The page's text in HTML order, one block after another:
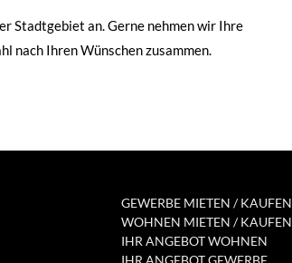
Stadtgebiet an. Gerne nehmen wir Ihre
nach Ihren Wünschen zusammen.
GEWERBE MIETEN / KAUFEN
WOHNEN MIETEN / KAUFEN
IHR ANGEBOT WOHNEN
IHR ANGEBOT GEWERBE